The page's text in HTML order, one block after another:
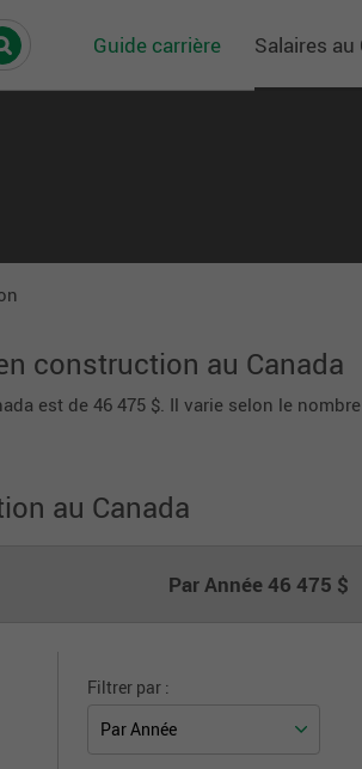
Guide carrière Salaires au
construction au Canada
est de 46 475 $. Il varie selon le nombre
au Canada
Par Année46 475 $
Filtrer par :